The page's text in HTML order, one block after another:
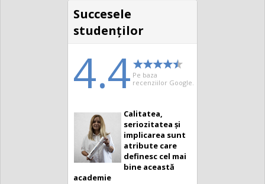
Succesele
studenţilor
4.4 Pe baza
recenziilor Google.
Calitatea,
seriozitatea și
implicarea sunt
atribute care
definesc cel mai
bine această
academie